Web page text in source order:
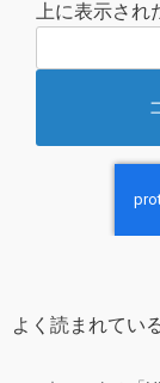
上に表示され
よく読まれてい